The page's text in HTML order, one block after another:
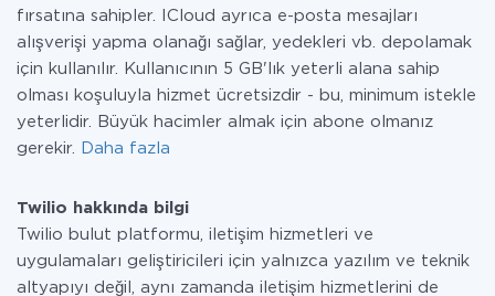
fırsatına sahipler. ICloud ayrıca e-posta mesajları
alışverişi yapma olanağı sağlar, yedekleri vb. depolamak
için kullanılır. Kullanıcının 5 GB'lık yeterli alana sahip
olması koşuluyla hizmet ücretsizdir - bu, minimum istekle
yeterlidir. Büyük hacimler almak için abone olmanız
gerekir.
Daha fazla
Twilio hakkında bilgi
Twilio bulut platformu, iletişim hizmetleri ve
uygulamaları geliştiricileri için yalnızca yazılım ve teknik
altyapıyı değil, aynı zamanda iletişim hizmetlerini de